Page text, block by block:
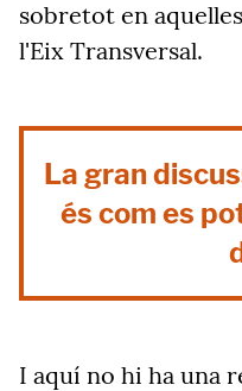
sobretot en
l'Eix Transversal.
La gran
és com es
I aquí no hi ha una